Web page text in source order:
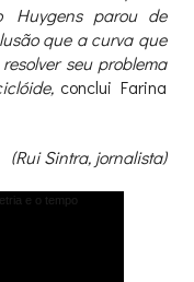
Huygens parou de
que a curva que
seu problema
conclui Farina
(Rui Sintra, jornalista)